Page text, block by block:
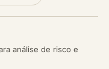
análise de risco e